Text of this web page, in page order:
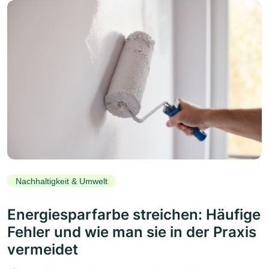
Nachhaltigkeit & Umwelt
Energiesparfarbe streichen: Häufige
Fehler und wie man sie in der Praxis
vermeidet